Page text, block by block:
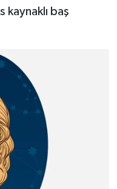
kaynaklı baş